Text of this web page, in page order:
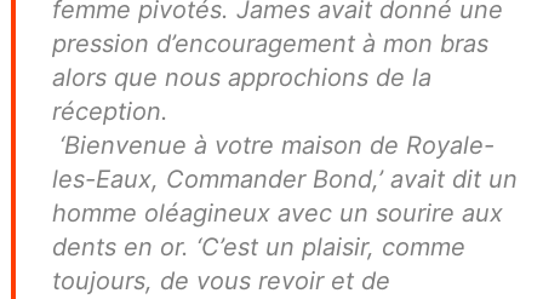
femme pivotés. James avait donné une
pression d’encouragement à mon bras
alors que nous approchions de la
réception.
‘Bienvenue à votre maison de Royale-
les-Eaux, Commander Bond,’ avait dit un
homme oléagineux avec un sourire aux
dents en or. ‘C’est un plaisir, comme
toujours, de vous revoir et de